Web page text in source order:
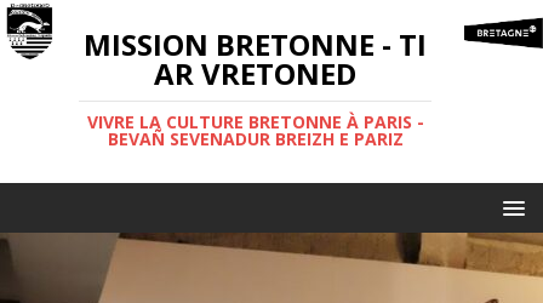
MISSION BRETONNE - TI
AR VRETONED
VIVRE LA CULTURE BRETONNE À PARIS -
BEVAÑ SEVENADUR BREIZH E PARIZ